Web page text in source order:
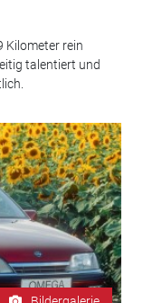
Kilometer rein
talentiert und